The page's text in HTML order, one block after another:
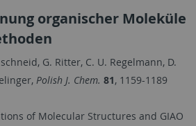
organischer Moleküle
G. Ritter, C. U. Regelmann, D.
Polish J. Chem. 81, 1159-1189
of Molecular Structures and GIAO